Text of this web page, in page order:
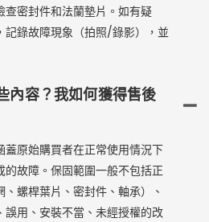
查密封件和法蘭墊片。如有疑
記錄故障現象（拍照/錄影），並
內容？我如何獲得售後
蓋原始購買者在正常使用情況下
的故障。保固範圍一般不包括正
螺桿葉片、密封件、軸承）、
誤用、安裝不當、未經授權的改